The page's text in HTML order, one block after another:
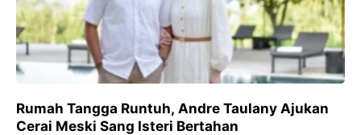
Rumah Tangga Runtuh, Andre Taulany Ajukan
Cerai Meski Sang Isteri Bertahan